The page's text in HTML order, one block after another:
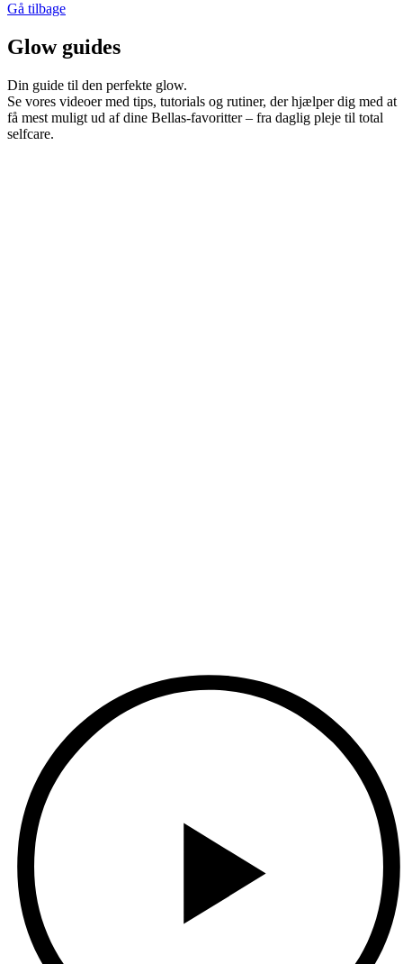
Gå tilbage
Glow guides
Din guide til den perfekte glow.
Se vores videoer med tips, tutorials og rutiner, der hjælper dig med at
få mest muligt ud af dine Bellas-favoritter – fra daglig pleje til total
selfcare.